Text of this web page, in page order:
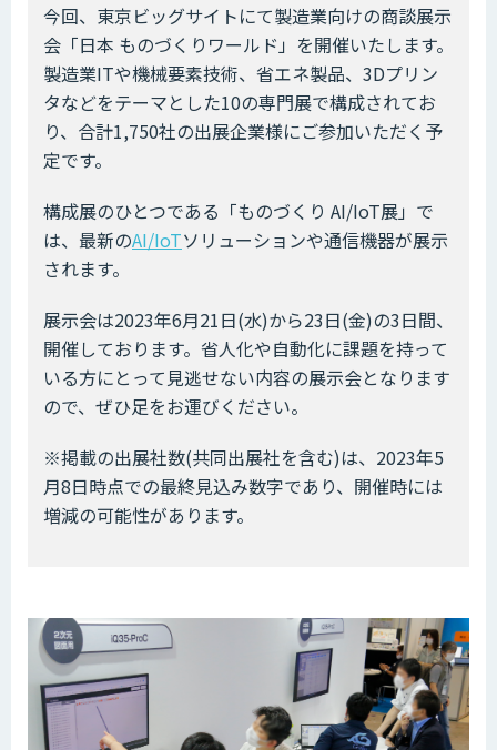
今回、東京ビッグサイトにて製造業向けの商談展示
会「日本 ものづくりワールド」を開催いたします。
製造業ITや機械要素技術、省エネ製品、3Dプリン
タなどをテーマとした10の専門展で構成されてお
り、合計1,750社の出展企業様にご参加いただく予
定です。
構成展のひとつである「ものづくり AI/IoT展」で
は、最新のAI/IoTソリューションや通信機器が展示
されます。
展示会は2023年6月21日(水)から23日(金)の3日間、
開催しております。省人化や自動化に課題を持って
いる方にとって見逃せない内容の展示会となります
ので、ぜひ足をお運びください。
※掲載の出展社数(共同出展社を含む)は、2023年5
月8日時点での最終見込み数字であり、開催時には
増減の可能性があります。